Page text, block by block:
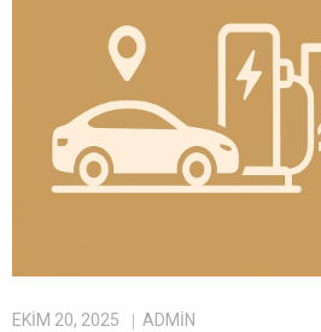
EKIM 20, 2025
ADMIN